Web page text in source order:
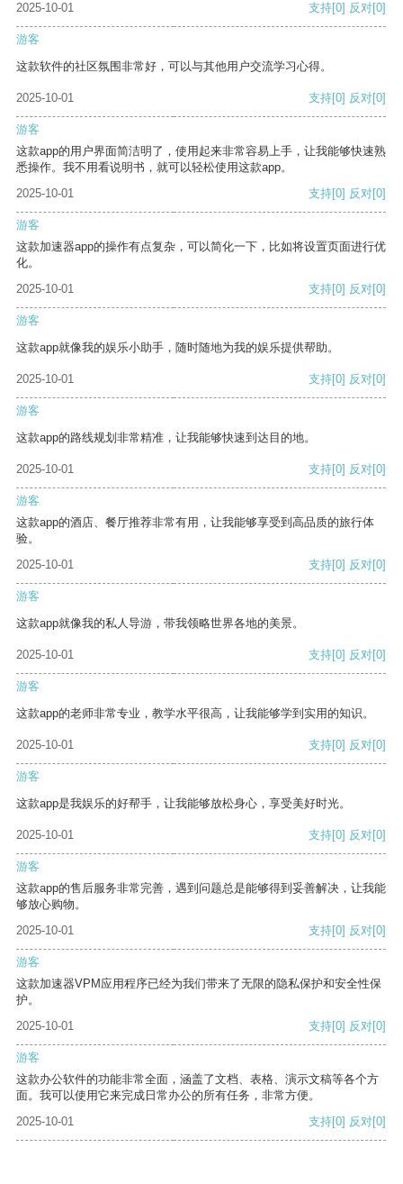
2025-10-01 支持[0] 反对[0]
游客
这款软件的社区氛围非常好，可以与其他用户交流学习心得。
2025-10-01 支持[0] 反对[0]
游客
这款app的用户界面简洁明了，使用起来非常容易上手，让我能够快速熟
悉操作。我不用看说明书，就可以轻松使用这款app。
2025-10-01
支持[0] 反对[0]
游客
这款加速器app的操作有点复杂，可以简化一下，比如将设置页面进行优
化。
2025-10-01
支持[0] 反对[0]
游客
这款app就像我的娱乐小助手，随时随地为我的娱乐提供帮助。
2025-10-01 支持[0] 反对[0]
游客
这款app的路线规划非常精准，让我能够快速到达目的地。
2025-10-01 支持[0] 反对[0]
游客
这款app的酒店、餐厅推荐非常有用，让我能够享受到高品质的旅行体
验。
2025-10-01
支持[0] 反对[0]
游客
这款app就像我的私人导游，带我领略世界各地的美景。
2025-10-01 支持[0] 反对[0]
游客
这款app的老师非常专业，教学水平很高，让我能够学到实用的知识。
2025-10-01 支持[0] 反对[0]
游客
这款app是我娱乐的好帮手，让我能够放松身心，享受美好时光。
2025-10-01 支持[0] 反对[0]
游客
这款app的售后服务非常完善，遇到问题总是能够得到妥善解决，让我能
够放心购物。
2025-10-01
支持[0] 反对[0]
游客
这款加速器VPM应用程序已经为我们带来了无限的隐私保护和安全性保
护。
2025-10-01
支持[0] 反对[0]
游客
这款办公软件的功能非常全面，涵盖了文档、表格、演示文稿等各个方
面。我可以使用它来完成日常办公的所有任务，非常方便。
2025-10-01
支持[0] 反对[0]